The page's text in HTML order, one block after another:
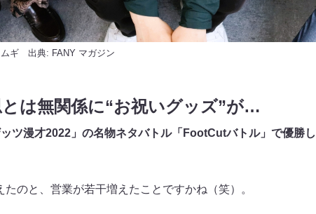
ムギ 出典: FANY マガジン
は無関係に“お祝いグッズ”が…
ツ漫才2022」の名物ネタバトル「FootCutバトル」で優勝
のと、営業が若干増えたことですかね（笑）。